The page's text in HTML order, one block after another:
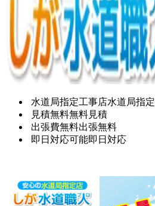
水道局指定工事店水道局指定
見積無料無料見積
出張費無料出張無料
即日対応可能即日対応